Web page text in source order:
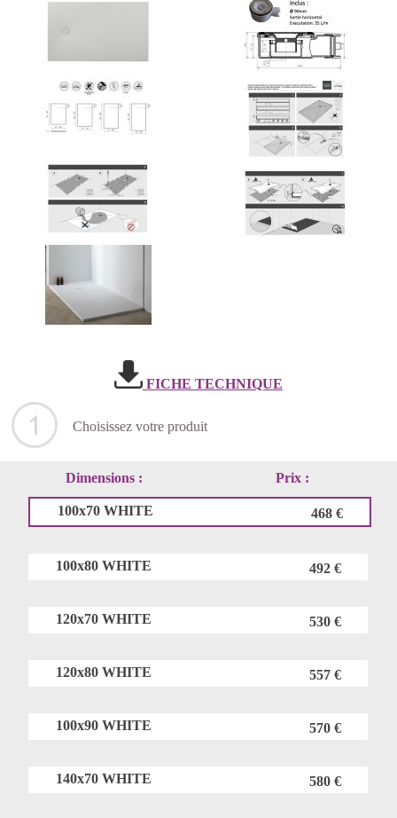
FICHE TECHNIQUE
Choisissez votre produit
Dimensions : Prix :
100x70 WHITE 468 €
100x80 WHITE 492 €
120x70 WHITE 530 €
120x80 WHITE 557 €
100x90 WHITE 570 €
140x70 WHITE 580 €